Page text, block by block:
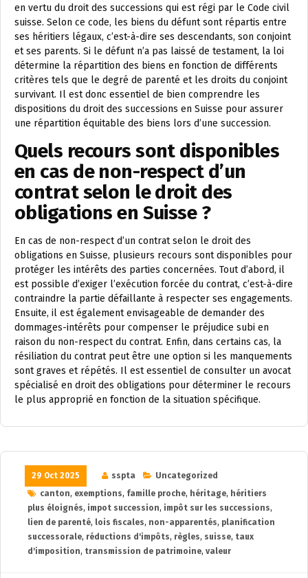
en vertu du droit des successions qui est régi par le Code civil
suisse. Selon ce code, les biens du défunt sont répartis entre
ses héritiers légaux, c’est-à-dire ses descendants, son conjoint
et ses parents. Si le défunt n’a pas laissé de testament, la loi
détermine la répartition des biens en fonction de différents
critères tels que le degré de parenté et les droits du conjoint
survivant. Il est donc essentiel de bien comprendre les
dispositions du droit des successions en Suisse pour assurer
une répartition équitable des biens lors d’une succession.
Quels recours sont disponibles
en cas de non-respect d’un
contrat selon le droit des
obligations en Suisse ?
En cas de non-respect d’un contrat selon le droit des
obligations en Suisse, plusieurs recours sont disponibles pour
protéger les intérêts des parties concernées. Tout d’abord, il
est possible d’exiger l’exécution forcée du contrat, c’est-à-dire
contraindre la partie défaillante à respecter ses engagements.
Ensuite, il est également envisageable de demander des
dommages-intérêts pour compenser le préjudice subi en
raison du non-respect du contrat. Enfin, dans certains cas, la
résiliation du contrat peut être une option si les manquements
sont graves et répétés. Il est essentiel de consulter un avocat
spécialisé en droit des obligations pour déterminer le recours
le plus approprié en fonction de la situation spécifique.
29 Oct 2025 sspta
Uncategorized
canton, exemptions, famille proche, héritage, héritiers
plus éloignés, impot succession, impôt sur les successions,
lien de parenté, lois fiscales, non-apparentés, planification
successorale, réductions d'impôts, règles, suisse, taux
d'imposition, transmission de patrimoine, valeur